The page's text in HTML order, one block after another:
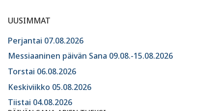
UUSIMMAT
Perjantai 07.08.2026
Messiaaninen päivän Sana 09.08.-15.08.2026
Torstai 06.08.2026
Keskiviikko 05.08.2026
Tiistai 04.08.2026